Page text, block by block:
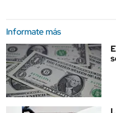
Informate más